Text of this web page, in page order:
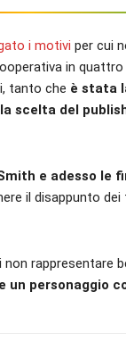
i motivi per cui
in quattro
tanto che è stata
scelta del
e adesso le
il disappunto
rappresentare
un personaggio